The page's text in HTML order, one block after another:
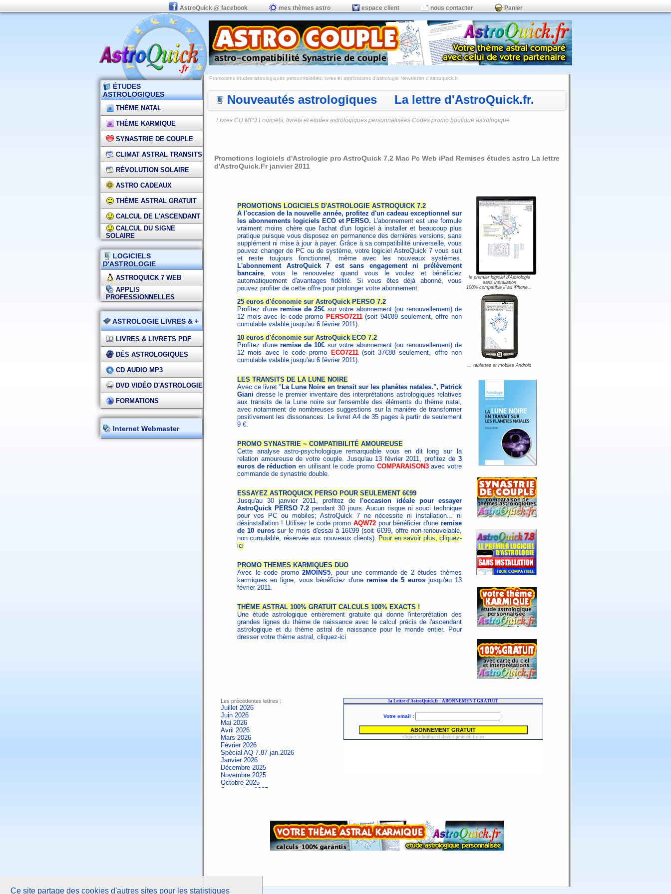
Ce site partage des cookies d'autres sites pour les statistiques
AstroQuick @ facebook mes thèmes astro espace client nous contacter Panier
ÉTUDES
ASTROLOGIQUES
THÈME NATAL
THÈME KARMIQUE
SYNASTRIE DE COUPLE
CLIMAT ASTRAL TRANSITS
RÉVOLUTION SOLAIRE
ASTRO CADEAUX
THÈME ASTRAL GRATUIT
CALCUL DE L'ASCENDANT
CALCUL DU SIGNE
SOLAIRE
LOGICIELS
D'ASTROLOGIE
ASTROQUICK 7 WEB
APPLIS
PROFESSIONNELLES
ASTROLOGIE LIVRES & +
LIVRES & LIVRETS PDF
DÉS ASTROLOGIQUES
CD AUDIO MP3
DVD VIDÉO D'ASTROLOGIE
FORMATIONS
Internet Webmaster
Promotions études astrologiques personnalisées, livres et applications d'astrologie Newsletter d'astroquick.fr
Nouveautés astrologiques La lettre d'AstroQuick.fr.
Livres CD MP3 Logiciels, livrets et etudes astrologiques personnalisées Codes promo boutique astrologique
Promotions logiciels d'Astrologie pro AstroQuick 7.2 Mac Pc Web iPad Remises études astro La lettre
d'AstroQuick.Fr janvier 2011
PROMOTIONS LOGICIELS D'ASTROLOGIE ASTROQUICK 7.2
A l'occasion de la nouvelle année, profitez d'un cadeau exceptionnel sur
les abonnements logiciels ECO et PERSO. L'abonnement est une formule
vraiment moins chère que l'achat d'un logiciel à installer et beaucoup plus
pratique puisque vous disposez en permanence des dernières versions, sans
supplément ni mise à jour à payer. Grâce à sa compatibilité universelle, vous
pouvez changer de PC ou de système, votre logiciel AstroQuick 7 vous suit
et reste toujours fonctionnel, même avec les nouveaux systèmes.
L'abonnement AstroQuick 7 est sans engagement ni prélèvement
bancaire, vous le renouvelez quand vous le voulez et bénéficiez
automatiquement d'avantages fidélité. Si vous êtes déjà abonné, vous
pouvez profiter de cette offre pour prolonger votre abonnement.
25 euros d'économie sur AstroQuick PERSO 7.2
Profitez d'une remise de 25€ sur votre abonnement (ou renouvellement) de
12 mois avec le code promo PERSO7211(soit 94€89 seulement, offre non
cumulable valable jusqu'au 6 février 2011).
10 euros d'économie sur AstroQuick ECO 7.2
Profitez d'une remise de 10€ sur votre abonnement (ou renouvellement) de
12 mois avec le code promo
ECO7211(soit 37€88 seulement, offre non
cumulable valable jusqu'au 6 février 2011).
LES TRANSITS DE LA LUNE NOIRE
Avec ce livret " La Lune Noire en transit sur les planètes natales.", Patrick
Giani dresse le premier inventaire des interprétations astrologiques relatives
aux transits de la Lune noire sur l'ensemble des éléments du thème natal,
avec notamment de nombreuses suggestions sur la manière de transformer
positivement les dissonances. Le livret A4 de 35 pages à partir de seulement
9 €.
PROMO SYNASTRIE ~ COMPATIBILITÉ AMOUREUSE
Cette analyse astro-psychologique remarquable vous en dit long sur la
relation amoureuse de votre couple. Jusqu'au 13 février 2011, profitez de 3
euros de réduction en utilisant le code promo COMPARAISON3avec votre
commande de synastrie double.
ESSAYEZ ASTROQUICK PERSO POUR SEULEMENT 6€99
Jusqu'au 30 janvier 2011, profitez de
l'occasion idéale pour essayer
AstroQuick PERSO 7.2 pendant 30 jours. Aucun risque ni souci technique
pour vos PC ou mobiles; AstroQuick 7 ne nécessite ni installation... ni
désinstallation ! Utilisez le code promo AQW72pour bénéficier d'uneremise
de 10 eurossur le mois d'essai à 16€99 (soit 6€99, offre non-renouvelable,
non cumulable, réservée aux nouveaux clients). Pour en savoir plus, cliquez-
ici
PROMO THEMES KARMIQUES DUO
Avec le code promo2MOINS5, pour une commande de 2 études thèmes
karmiques en ligne, vous bénéficiez d'uneremise de 5 eurosjusqu'au 13
février 2011.
THÈME ASTRAL 100% GRATUIT CALCULS 100% EXACTS !
Une étude astrologique entièrement gratuite qui donne l'interprétation des
grandes lignes du thème de naissance avec le calcul précis de l'ascendant
astrologique et du thème astral de naissance pour le monde entier. Pour
dresser votre thème astral, cliquez-ici
le premier logiciel d'Astrologie
sans installation
100% compatible iPad iPhone...
... tablettes et mobiles Android
Les précédentes lettres :
Juillet 2026
Juin 2026
Mai 2026
Avril 2026
Mars 2026
Février 2026
Spécial AQ 7.87 jan.2026
Janvier 2026
Décembre 2025
Novembre 2025
Octobre 2025
Septembre 2025
Spécial AQ 7.84 jan.2025
Septembre 2024